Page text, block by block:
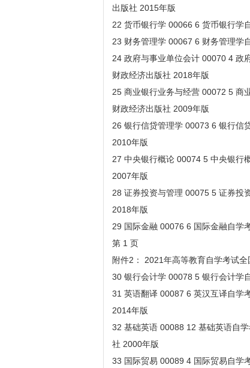
出版社 2015年版
22 货币银行学 00066 6 货币银行学
23 财务管理学 00067 6 财务管理学
24 政府与事业单位会计 00070 4 政
财政经济出版社 2018年版
25 商业银行业务与经营 00072 5 商
财政经济出版社 2009年版
26 银行信贷管理学 00073 6 银行信
2010年版
27 中央银行概论 00074 5 中央银行
2007年版
28 证券投资与管理 00075 5 证券投
2018年版
29 国际金融 00076 6 国际金融自学
第 1 页
附件2： 2021年高等教育自学考试
30 银行会计学 00078 5 银行会计学
31 英语翻译 00087 6 英汉互译自学
2014年版
32 基础英语 00088 12 基础英语自
社 2000年版
33 国际贸易 00089 4 国际贸易自学